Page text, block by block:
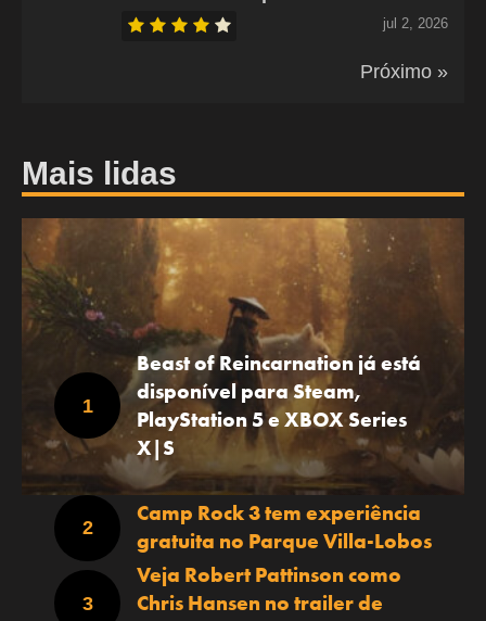
jul 2, 2026
Próximo »
Mais lidas
Beast of Reincarnation já está
disponível para Steam,
PlayStation 5 e XBOX Series
X|S
Camp Rock 3 tem experiência
gratuita no Parque Villa-Lobos
Veja Robert Pattinson como
Chris Hansen no trailer de